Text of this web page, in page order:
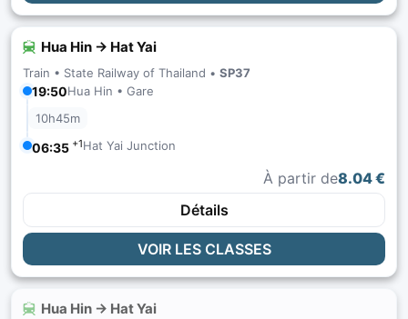
Hua Hin → Hat Yai
Train • State Railway of Thailand • SP37
19:50Hua Hin • Gare
10h45m
06:35 +1Hat Yai Junction
À partir de8.04 €
Détails
VOIR LES CLASSES
Hua Hin → Hat Yai